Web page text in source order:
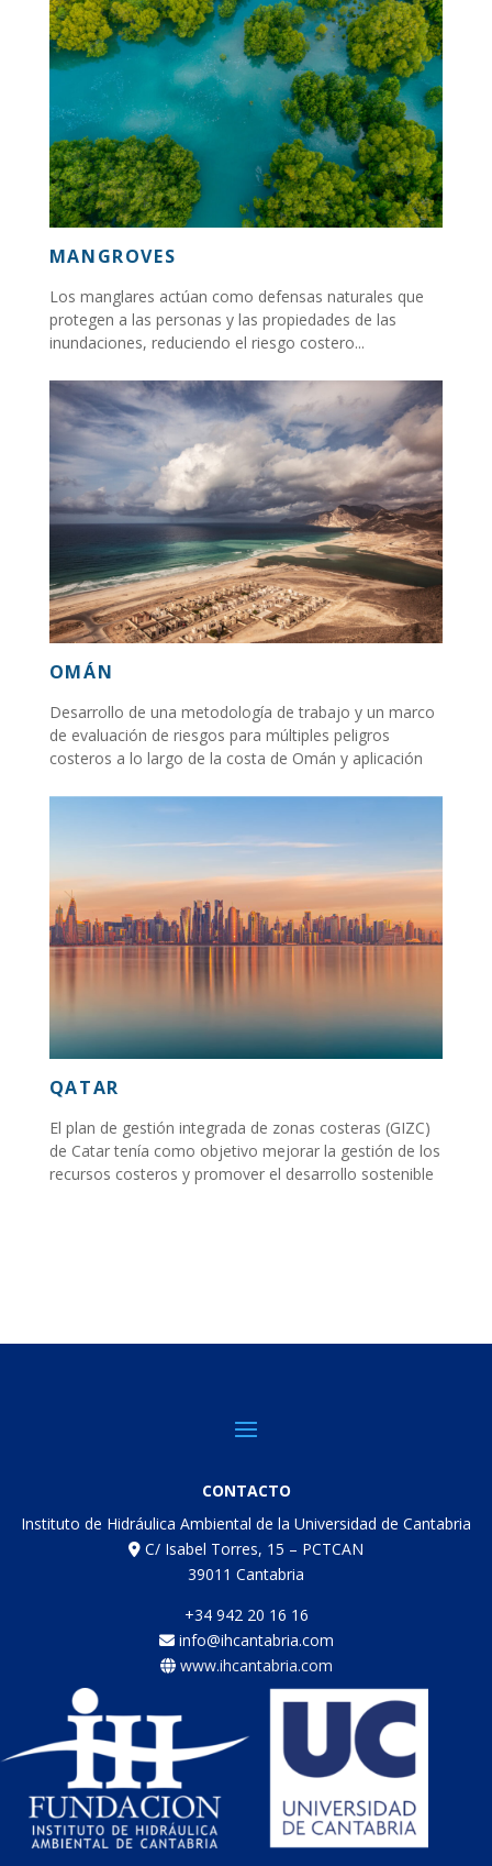
MANGROVES
Los manglares actúan como defensas naturales que
protegen a las personas y las propiedades de las
inundaciones, reduciendo el riesgo costero...
OMÁN
Desarrollo de una metodología de trabajo y un marco
de evaluación de riesgos para múltiples peligros
costeros a lo largo de la costa de Omán y aplicación
QATAR
El plan de gestión integrada de zonas costeras (GIZC)
de Catar tenía como objetivo mejorar la gestión de los
recursos costeros y promover el desarrollo sostenible
CONTACTO
Instituto de Hidráulica Ambiental de la Universidad de Cantabria
C/ Isabel Torres, 15 – PCTCAN
39011 Cantabria
+34 942 20 16 16
info@ihcantabria.com
www.ihcantabria.com